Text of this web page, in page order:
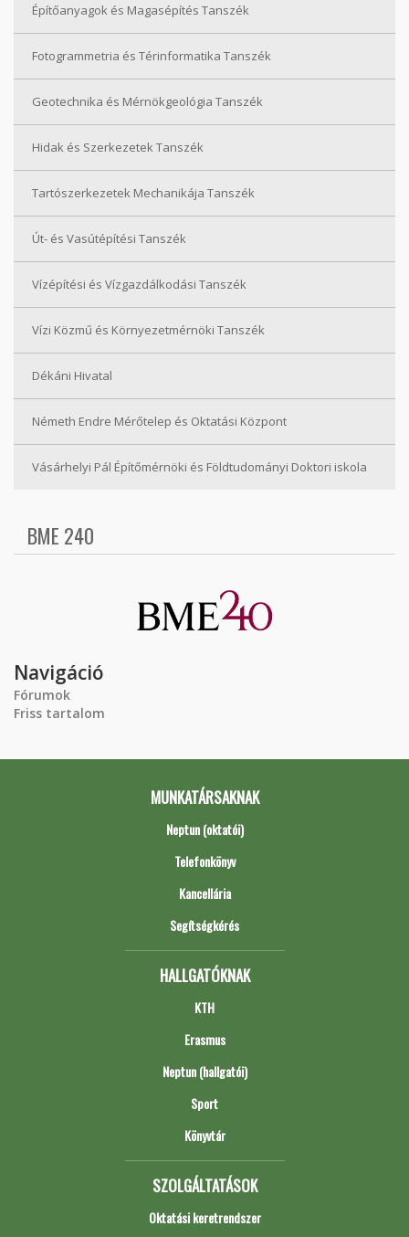
Építőanyagok és Magasépítés Tanszék
Fotogrammetria és Térinformatika Tanszék
Geotechnika és Mérnökgeológia Tanszék
Hidak és Szerkezetek Tanszék
Tartószerkezetek Mechanikája Tanszék
Út- és Vasútépítési Tanszék
Vízépítési és Vízgazdálkodási Tanszék
Vízi Közmű és Környezetmérnöki Tanszék
Dékáni Hivatal
Németh Endre Mérőtelep és Oktatási Központ
Vásárhelyi Pál Építőmérnöki és Földtudományi Doktori iskola
BME 240
Navigáció
Fórumok
Friss tartalom
MUNKATÁRSAKNAK
Neptun (oktatói)
Telefonkönyv
Kancellária
Segítségkérés
HALLGATÓKNAK
KTH
Erasmus
Neptun (hallgatói)
Sport
Könyvtár
SZOLGÁLTATÁSOK
Oktatási keretrendszer